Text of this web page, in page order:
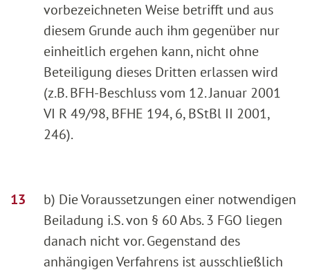
vorbezeichneten Weise betrifft und aus
diesem Grunde auch ihm gegenüber nur
einheitlich ergehen kann, nicht ohne
Beteiligung dieses Dritten erlassen wird
(z.B. BFH-Beschluss vom 12. Januar 2001
VI R 49/98, BFHE 194, 6, BStBl II 2001,
246).
b) Die Voraussetzungen einer notwendigen
Beiladung i.S. von § 60 Abs. 3 FGO liegen
danach nicht vor. Gegenstand des
anhängigen Verfahrens ist ausschließlich